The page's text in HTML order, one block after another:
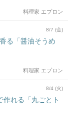
料理家 エプロン
8/7 (金)
る「醤油そうめ
料理家 エプロン
8/4 (火)
作れる「丸ごとト